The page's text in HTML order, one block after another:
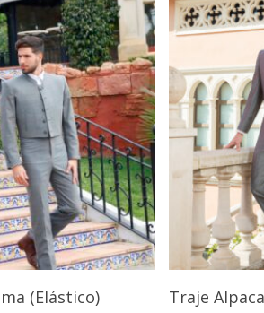
Opciones
(Elástico) Traje